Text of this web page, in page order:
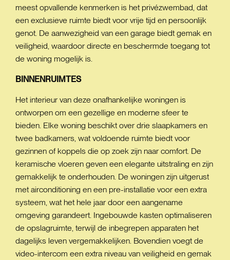
meest opvallende kenmerken is het privézwembad, dat
een exclusieve ruimte biedt voor vrije tijd en persoonlijk
genot. De aanwezigheid van een garage biedt gemak en
veiligheid, waardoor directe en beschermde toegang tot
de woning mogelijk is.
BINNENRUIMTES
Het interieur van deze onafhankelijke woningen is
ontworpen om een gezellige en moderne sfeer te
bieden. Elke woning beschikt over drie slaapkamers en
twee badkamers, wat voldoende ruimte biedt voor
gezinnen of koppels die op zoek zijn naar comfort. De
keramische vloeren geven een elegante uitstraling en zijn
gemakkelijk te onderhouden. De woningen zijn uitgerust
met airconditioning en een pre-installatie voor een extra
systeem, wat het hele jaar door een aangename
omgeving garandeert. Ingebouwde kasten optimaliseren
de opslagruimte, terwijl de inbegrepen apparaten het
dagelijks leven vergemakkelijken. Bovendien voegt de
video-intercom een extra niveau van veiligheid en gemak